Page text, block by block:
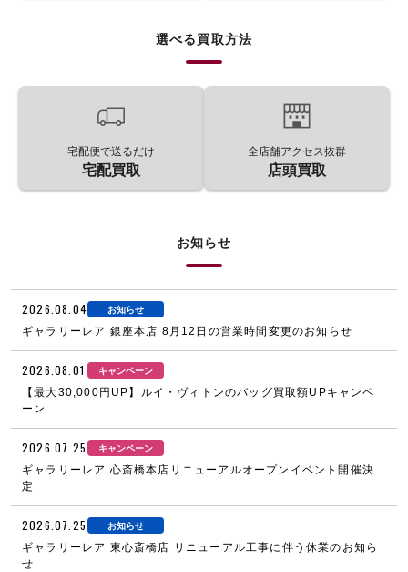
選べる買取方法
宅配便で送るだけ
宅配買取
全店舗アクセス抜群
店頭買取
お知らせ
2026.08.04 お知らせ
ギャラリーレア 銀座本店 8月12日の営業時間変更のお知らせ
2026.08.01 キャンペーン
【最大30,000円UP】ルイ・ヴィトンのバッグ買取額UPキャンペ
ーン
2026.07.25 キャンペーン
ギャラリーレア 心斎橋本店リニューアルオープンイベント開催決
定
2026.07.25 お知らせ
ギャラリーレア 東心斎橋店 リニューアル工事に伴う休業のお知ら
せ